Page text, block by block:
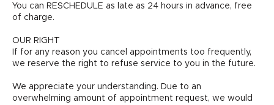
You can RESCHEDULE as late as 24 hours in advance, free
of charge.
OUR RIGHT
If for any reason you cancel appointments too frequently,
we reserve the right to refuse service to you in the future.
We appreciate your understanding. Due to an
overwhelming amount of appointment request, we would